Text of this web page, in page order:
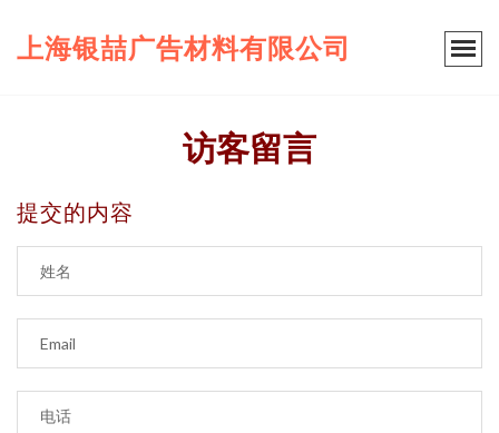
上海银喆广告材料有限公司
访客留言
提交的内容